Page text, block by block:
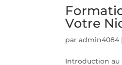
Votre
paradmin4084
Introduction au